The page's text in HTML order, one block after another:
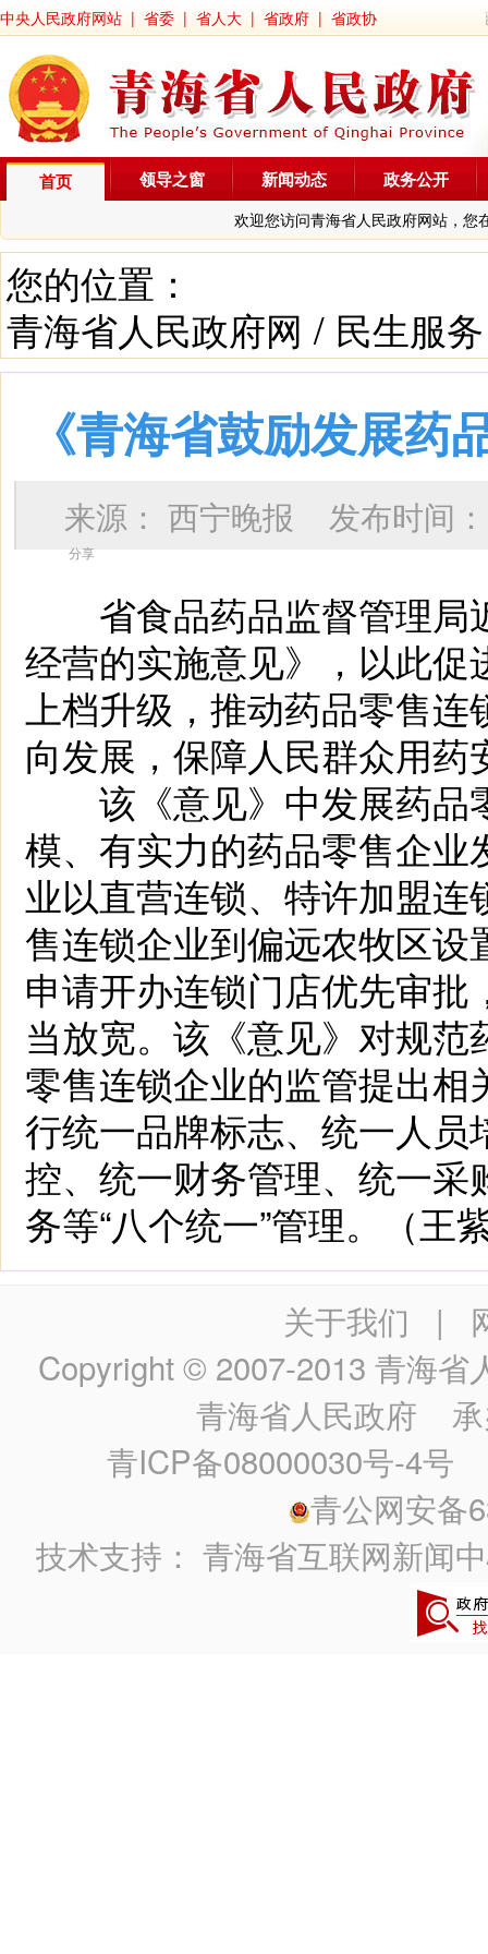
中央人民政府网站 | 省委 | 省人大 | 省政府 | 省政协
首页
欢迎您访问青海省人民政府网站，您
领导之窗 新闻动态 政务公开
您的位置：
青海省人民政府网 / 民生服务
《青海省鼓励发展
来源：西宁晚报 发布时间
分享
省食品药品监督管理局
经营的实施意见》，以此
上档升级，推动药品零售
向发展，保障人民群众用药
该《意见》中发展药品
模、有实力的药品零售企
业以直营连锁、特许加盟
售连锁企业到偏远农牧区
申请开办连锁门店优先审
当放宽。该《意见》对规
零售连锁企业的监管提出
行统一品牌标志、统一人
控、统一财务管理、统一
务等“八个统一”管理。（王
关于我们 |
Copyright © 2007-2013 青海省
青海省人民政府 承
青ICP备08000030号-4号
青公网安备
技术支持：青海省互联网新闻